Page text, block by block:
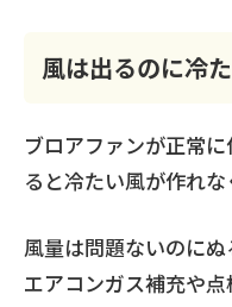
風は出るのに冷
ブロアファンが正常
ると冷たい風が作れな
風量は問題ないのに
エアコンガス補充や点